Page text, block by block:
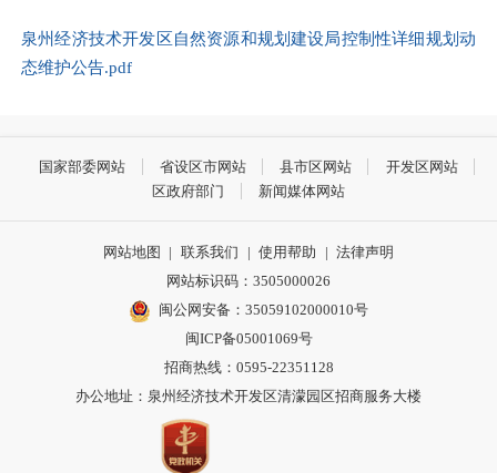
泉州经济技术开发区自然资源和规划建设局控制性详细规划动
态维护公告.pdf
国家部委网站 省设区市网站 县市区网站
开发区网站
区政府部门
新闻媒体网站
网站地图 | 联系我们 | 使用帮助 | 法律声明
网站标识码：3505000026
闽公网安备：35059102000010号
闽ICP备05001069号
招商热线：0595-22351128
办公地址：泉州经济技术开发区清濛园区招商服务大楼